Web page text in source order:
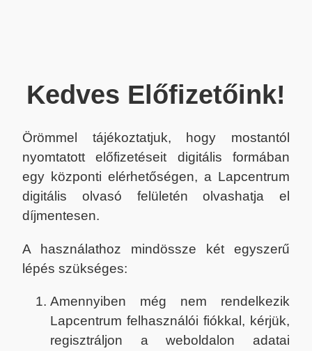
Kedves Előfizetőink!
Örömmel tájékoztatjuk, hogy mostantól
nyomtatott előfizetéseit digitális formában
egy központi elérhetőségen, a Lapcentrum
digitális olvasó felületén olvashatja el
díjmentesen.
A használathoz mindössze két egyszerű
lépés szükséges:
Amennyiben még nem rendelkezik
Lapcentrum felhasználói fiókkal, kérjük,
regisztráljon a weboldalon adatai